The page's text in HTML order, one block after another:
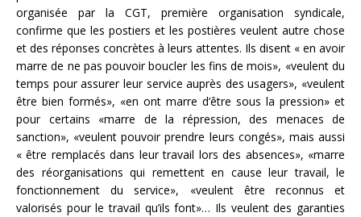
organisée par la CGT, première organisation syndicale,
confirme que les postiers et les postières veulent autre chose
et des réponses concrètes à leurs attentes. Ils disent « en avoir
marre de ne pas pouvoir boucler les fins de mois», «veulent du
temps pour assurer leur service auprès des usagers», «veulent
être bien formés», «en ont marre d’être sous la pression» et
pour certains «marre de la répression, des menaces de
sanction», «veulent pouvoir prendre leurs congés», mais aussi
« être remplacés dans leur travail lors des absences», «marre
des réorganisations qui remettent en cause leur travail, le
fonctionnement du service», «veulent être reconnus et
valorisés pour le travail qu’ils font»… Ils veulent des garanties